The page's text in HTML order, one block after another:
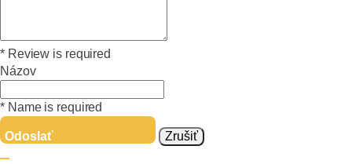
* Review is required
Názov
* Name is required
Odoslať Zrušiť